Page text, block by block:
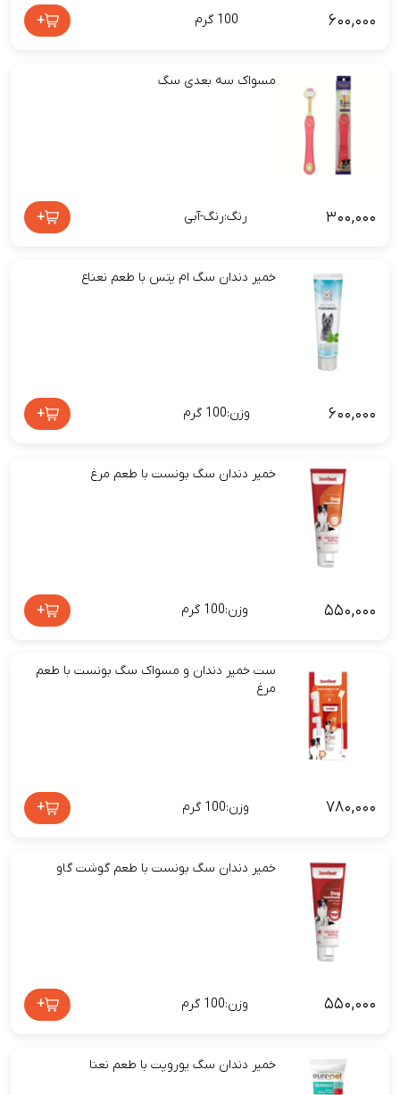
۶۰۰,۰۰۰ 100 گرم +
مسواک سه بعدی سگ
۳۰۰,۰۰۰ رنگ:رنگ-آبی +
خمیر دندان سگ ام پتس با طعم نعناع
۶۰۰,۰۰۰ وزن:100 گرم +
خمیر دندان سگ بونست با طعم مرغ
۵۵۰,۰۰۰ وزن:100 گرم +
ست خمیر دندان و مسواک سگ بونست با طعم
مرغ
۷۸۰,۰۰۰ وزن:100 گرم +
خمیر دندان سگ بونست با طعم گوشت گاو
۵۵۰,۰۰۰ وزن:100 گرم +
خمیر دندان سگ یوروپت با طعم نعنا